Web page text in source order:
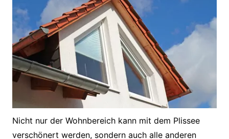
Nicht nur der Wohnbereich kann mit dem Plissee
verschönert werden, sondern auch alle anderen